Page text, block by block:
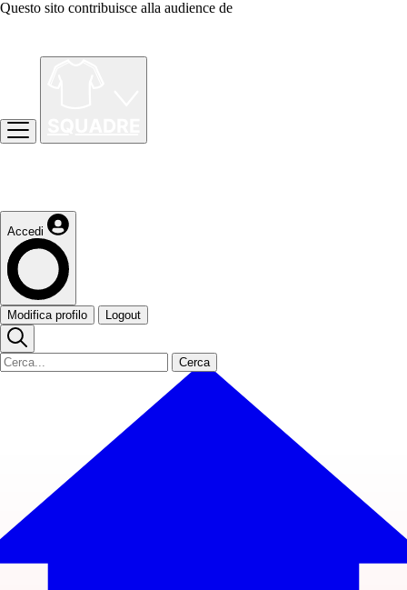
Questo sito contribuisce alla audience de
Accedi
Modifica profilo Logout
Cerca